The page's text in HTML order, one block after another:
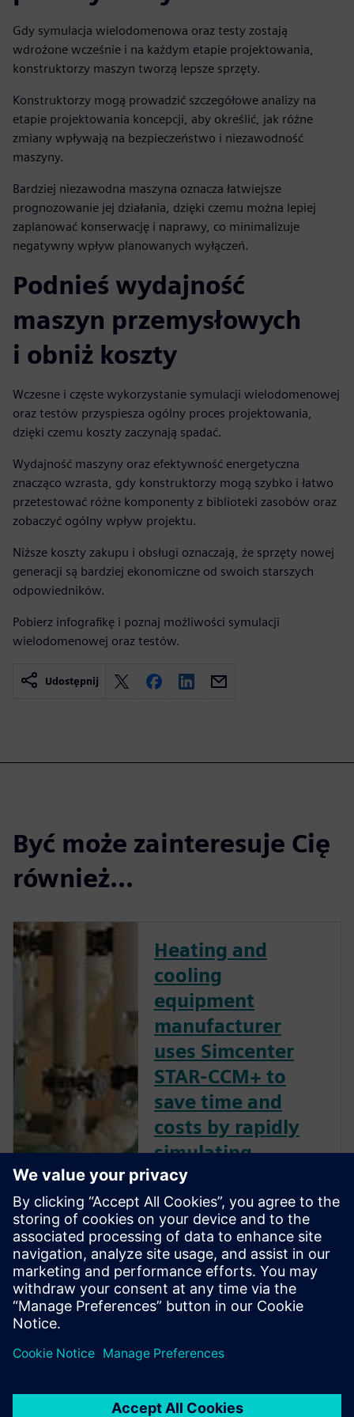
Gdy symulacja wielodomenowa oraz testy zostają
wdrożone wcześnie i na każdym etapie projektowania,
konstruktorzy maszyn tworzą lepsze sprzęty.
Konstruktorzy mogą prowadzić szczegółowe analizy na
etapie projektowania koncepcji, aby określić, jak różne
zmiany wpływają na bezpieczeństwo i niezawodność
maszyny.
Bardziej niezawodna maszyna oznacza łatwiejsze
prognozowanie jej działania, dzięki czemu można lepiej
zaplanować konserwację i naprawy, co minimalizuje
negatywny wpływ planowanych wyłączeń.
Podnieś wydajność
maszyn przemysłowych
i obniż koszty
Wczesne i częste wykorzystanie symulacji wielodomenowej
oraz testów przyspiesza ogólny proces projektowania,
dzięki czemu koszty zaczynają spadać.
Wydajność maszyny oraz efektywność energetyczna
znacząco wzrasta, gdy konstruktorzy mogą szybko i łatwo
przetestować różne komponenty z biblioteki zasobów oraz
zobaczyć ogólny wpływ projektu.
Niższe koszty zakupu i obsługi oznaczają, że sprzęty nowej
generacji są bardziej ekonomiczne od swoich starszych
odpowiedników.
Pobierz infografikę i poznaj możliwości symulacji
wielodomenowej oraz testów.
Udostępnij
Być może zainteresuje Cię
również...
Heating and
cooling
equipment
manufacturer
uses Simcenter
STAR-CCM+ to
save time and
costs by rapidly
simulating
multiple pump
designs
Siemens Digital Industries
Software solution provides
Taco Comfort Solutions with
confidence in designs before
physical testing.